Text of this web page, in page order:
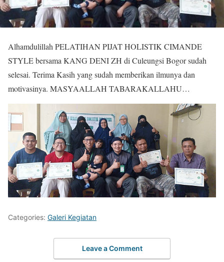
Alhamdulillah PELATIHAN PIJAT HOLISTIK CIMANDE
STYLE bersama KANG DENI ZH di Culeungsi Bogor sudah
selesai. Terima Kasih yang sudah memberikan ilmunya dan
motivasinya. MASYAALLAH TABARAKALLAHU…
Categories: Galeri Kegiatan
Leave a Comment